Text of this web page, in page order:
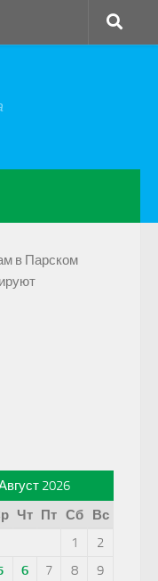
в Парском
2026
Чт Пт Сб
Вс
1
2
6 7 8
9